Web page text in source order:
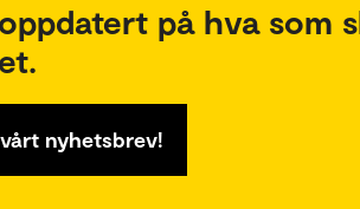
på hva som
nyhetsbrev!